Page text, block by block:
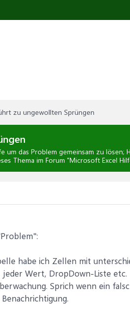
zu ungewollten Sprüngen
um das Problem gemeinsam zu lösen;
Thema im Forum "Microsoft Excel
habe ich Zellen mit
jeder Wert, DropDown-Liste etc.
Sprich wenn ein